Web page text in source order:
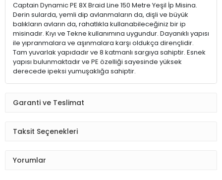
Captain Dynamic PE 8X Braid Line 150 Metre Yeşil İp Misina.
Derin sularda, yemli dip avlanmaların da, dişli ve büyük
balıkların avların da, rahatlıkla kullanabileceğiniz bir ip
misinadır. Kıyı ve Tekne kullanımına uygundur. Dayanıklı yapısı
ile yıpranmalara ve aşınmalara karşı oldukça dirençlidir.
Tam yuvarlak yapıdadır ve 8 katmanlı sargıya sahiptir. Esnek
yapısı bulunmaktadır ve PE özelliği sayesinde yüksek
derecede ipeksi yumuşaklığa sahiptir.
Garanti ve Teslimat
Taksit Seçenekleri
Yorumlar